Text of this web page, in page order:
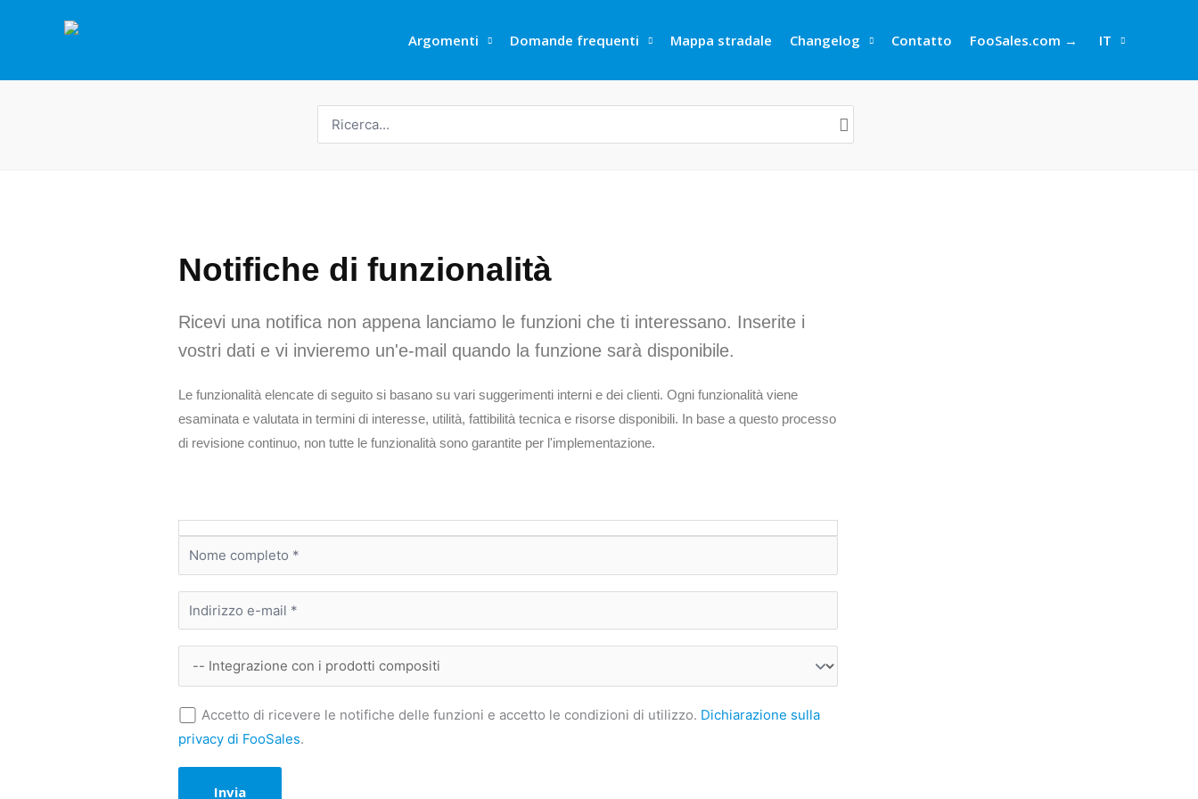
Argomenti Domande frequenti Mappa stradale Changelog Contatto FooSales.com → IT
per:
Notifiche di funzionalità
Ricevi una notifica non appena lanciamo le funzioni che ti interessano. Inserite i
vostri dati e vi invieremo un'e-mail quando la funzione sarà disponibile.
Le funzionalità elencate di seguito si basano su vari suggerimenti interni e dei clienti. Ogni funzionalità viene
esaminata e valutata in termini di interesse, utilità, fattibilità tecnica e risorse disponibili. In base a questo processo
di revisione continuo, non tutte le funzionalità sono garantite per l'implementazione.
Accetto di ricevere le notifiche delle funzioni e accetto le condizioni di utilizzo. Dichiarazione sulla
privacy di FooSales.